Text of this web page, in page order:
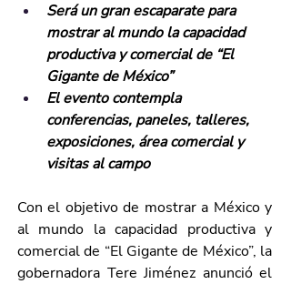
Será un gran escaparate para
mostrar al mundo la capacidad
productiva y comercial de “El
Gigante de México”
El evento contempla
conferencias, paneles, talleres,
exposiciones, área comercial y
visitas al campo
Con el objetivo de mostrar a México y
al mundo la capacidad productiva y
comercial de “El Gigante de México”, la
gobernadora Tere Jiménez anunció el